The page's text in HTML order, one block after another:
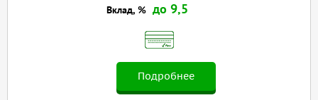
Подробнее
Вклад, % до 9,5